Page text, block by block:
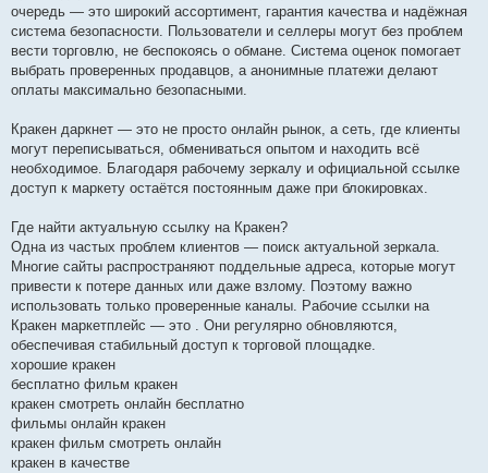
очередь — это широкий ассортимент, гарантия качества и надёжная
система безопасности. Пользователи и селлеры могут без проблем
вести торговлю, не беспокоясь о обмане. Система оценок помогает
выбрать проверенных продавцов, а анонимные платежи делают
оплаты максимально безопасными.
Кракен даркнет — это не просто онлайн рынок, а сеть, где клиенты
могут переписываться, обмениваться опытом и находить всё
необходимое. Благодаря рабочему зеркалу и официальной ссылке
доступ к маркету остаётся постоянным даже при блокировках.
Где найти актуальную ссылку на Кракен?
Одна из частых проблем клиентов — поиск актуальной зеркала.
Многие сайты распространяют поддельные адреса, которые могут
привести к потере данных или даже взлому. Поэтому важно
использовать только проверенные каналы. Рабочие ссылки на
Кракен маркетплейс — это . Они регулярно обновляются,
обеспечивая стабильный доступ к торговой площадке.
хорошие кракен
бесплатно фильм кракен
кракен смотреть онлайн бесплатно
фильмы онлайн кракен
кракен фильм смотреть онлайн
кракен в качестве